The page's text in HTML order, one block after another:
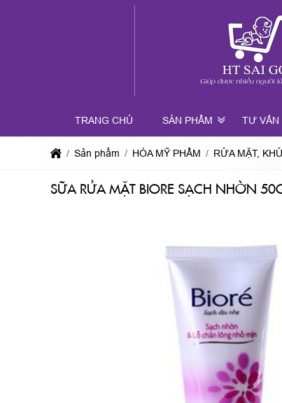
TRANG CHỦ SẢN PHẨM TƯ VẤN
Sản phẩm HÓA MỸ PHẨM RỬA MẶT,
SỮA RỬA MẶT BIORE SẠCH NHỜN